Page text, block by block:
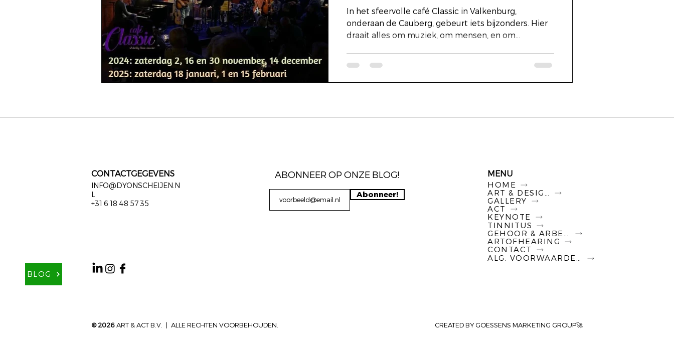
In het sfeervolle café Classic in Valkenburg,
onderaan de Cauberg, gebeurt iets bijzonders. Hier
draait alles om muziek, om mensen, en om...
BLOG
CONTACTGEGEVENS
INFO@DYONSCHEIJEN.N
L
+31 6 18 48 57 35
ABONNEER OP ONZE BLOG!
Abonneer!
MENU
HOME
ART & DESIGN
GALLERY
ACT
KEYNOTE
TINNITUS
GEHOOR & ARBEID
ARTOFHEARING
CONTACT
ALG. VOORWAARDEN
© 2026ART & ACT B.V. | ALLE RECHTEN VOORBEHOUDEN. CREATED BY GOESSENS MARKETING GROUP🚀